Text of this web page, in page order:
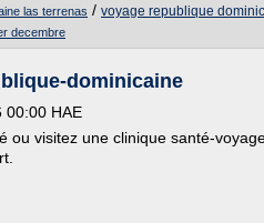
las terrenas / voyage republique
decembre
dominicaine
00:00 HAE
ou visitez une clinique santé-